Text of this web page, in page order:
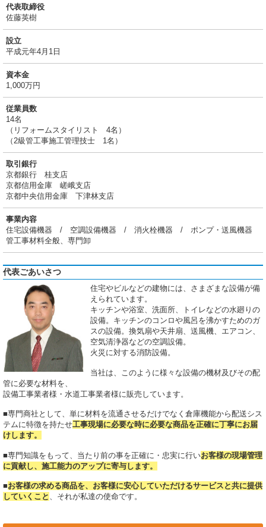
代表取締役
佐藤英樹
設立
平成元年4月1日
資本金
1,000万円
従業員数
14名
（リフォームスタイリスト 4名）
（2級管工事施工管理技士 1名）
取引銀行
京都銀行 桂支店
京都信用金庫 嵯峨支店
京都中央信用金庫 下津林支店
事業内容
住宅設備機器 / 空調設備機器 / 消火栓機器 / ポンプ・送風機器
管工事材料全般、専門卸
代表ごあいさつ
住宅やビルなどの建物には、さまざまな設備が備
えられています。
キッチンや浴室、洗面所、トイレなどの水廻りの
設備。キッチンのコンロや風呂を沸かすためのガ
スの設備。換気扇や天井扇、送風機、エアコン、
空気清浄器などの空調設備。
火災に対する消防設備。
当社は、このように様々な設備の機材及びその配
管に必要な材料を、
設備工事業者様・水道工事業者様に販売しています。
■専門商社として、単に材料を流通させるだけでなく倉庫機能から配送シス
テムに特徴を持たせ工事現場に必要な時に必要な商品を正確に丁寧にお届
けします。
■専門知識をもって、当たり前の事を正確に・忠実に行いお客様の現場管理
に貢献し、施工能力のアップに寄与します。
■お客様の求める商品を、お客様に安心していただけるサービスと共に提供
していくこと 、それが私達の使命です。